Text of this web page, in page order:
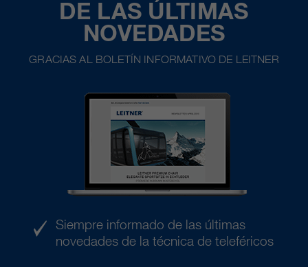
DE LAS ÚLTIMAS
NOVEDADES
GRACIAS AL BOLETÍN INFORMATIVO DE LEITNER
Siempre informado de las últimas
novedades de la técnica de teleféricos
clientes/ socios.